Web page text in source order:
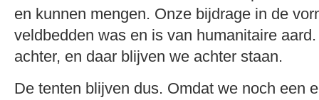
en kunnen mengen. Onze bijdrage in de
veldbedden was en is van humanitaire
achter, en daar blijven we achter staan.
De tenten blijven dus. Omdat we noch een